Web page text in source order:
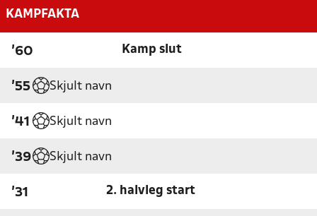
KAMPFAKTA
'60 Kamp slut
'55 Skjult navn
'41 Skjult navn
'39 Skjult navn
'31 2. halvleg start